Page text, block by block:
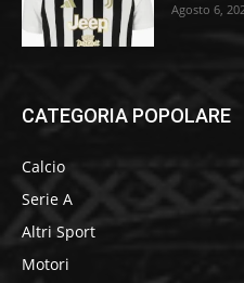
Agosto 6,
CATEGORIA POPOLARE
Calcio
Serie A
Altri Sport
Motori